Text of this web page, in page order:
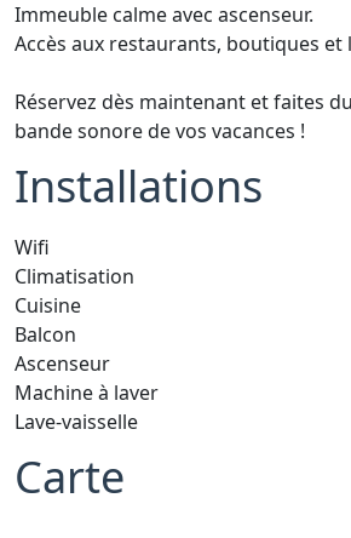
Immeuble calme avec ascenseur.
Accès aux restaurants, boutiques et
Réservez dès maintenant et faites
bande sonore de vos vacances !
Installations
Wifi
Climatisation
Cuisine
Balcon
Ascenseur
Machine à laver
Lave-vaisselle
Carte